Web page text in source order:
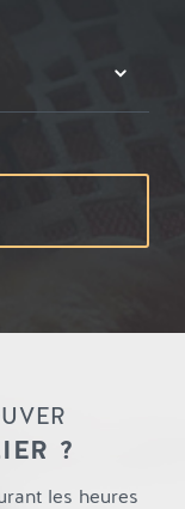
?
les heures